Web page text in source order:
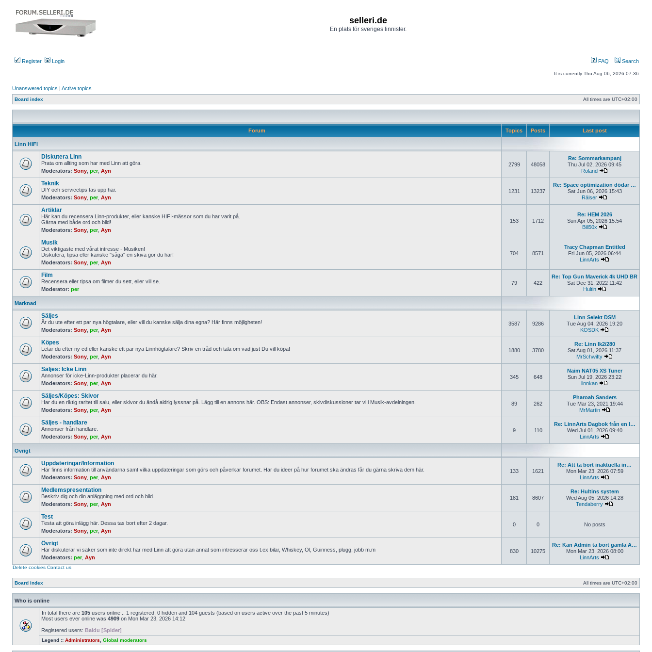
selleri.de
En plats för sveriges linnister.
Register Login FAQ Search
It is currently Thu Aug 06, 2026 07:36
Unanswered topics | Active topics
Board index All times are UTC+02:00
Forum Topics Posts Last post
Linn HIFI
No
unread
posts
Diskutera Linn
Prata om allting som har med Linn att göra.
Moderators: Sony per, Ayn
2799 48058
Re: Sommarkampanj
Thu Jul 02, 2026 09:45
Roland
No
unread
posts
Teknik
DIY och servicetips tas upp här.
Moderators: Sony per, Ayn
1231 13237
Re: Space optimization dödar …
Sat Jun 06, 2026 15:43
Rälser
No
posts
Artiklar
Här kan du recensera Linn-produkter, eller kanske HIFI-mässor som du har varit på.
Gärna med både ord och bild!
Moderators: Sony per, Ayn
153 1712
Re: HEM 2026
Sun Apr 05, 2026 15:54
Bill50x
No
posts
Musik
Det viktigaste med vårat intresse - Musiken!
Diskutera, tipsa eller kanske "såga" en skiva gör du här!
Moderators: Sony per, Ayn
704 8571
Tracy Chapman Entitled
Fri Jun 05, 2026 06:44
LinnArts
No
unread
Film
Recensera eller tipsa om filmer du sett, eller vill se.
Moderator: per
79 422
Re: Top Gun Maverick 4k UHD BR
Sat Dec 31, 2022 11:42
Hultin
Marknad
No
unread
posts
Säljes
Är du ute efter ett par nya högtalare, eller vill du kanske sälja dina egna? Här finns möjligheten!
Moderators: Sony per, Ayn
3587 9286
Linn Selekt DSM
Tue Aug 04, 2026 19:20
KOSDK
No
unread
posts
Köpes
Letar du efter ny cd eller kanske ett par nya Linnhögtalare? Skriv en tråd och tala om vad just Du vill köpa!
Moderators: Sony per, Ayn
1880 3780
Re: Linn lk2/280
Sat Aug 01, 2026 11:37
MrSchwifty
No
unread
posts
Säljes: Icke Linn
Annonser för icke-Linn-produkter placerar du här.
Moderators: Sony per, Ayn
345 648
Naim NAT05 XS Tuner
Sun Jul 19, 2026 23:22
linnkan
No
unread
posts
Säljes/Köpes: Skivor
Har du en riktig raritet till salu, eller skivor du ändå aldrig lyssnar på. Lägg till en annons här. OBS: Endast annonser, skivdiskussioner tar vi i Musik-avdelningen.
Moderators: Sony per, Ayn
89 262
Pharoah Sanders
Tue Mar 23, 2021 19:44
MrMartin
No
unread
Säljes - handlare
Annonser från handlare.
Moderators: Sony per, Ayn
9 110
Re: LinnArts Dagbok från en l…
Wed Jul 01, 2026 09:40
LinnArts
Övrigt
No
unread
posts
Uppdateringar/Information
Här finns information till användarna samt vilka uppdateringar som görs och påverkar forumet. Har du ideer på hur forumet ska ändras får du gärna skriva dem här.
Moderators: Sony per, Ayn
133 1621
Re: Att ta bort inaktuella in…
Mon Mar 23, 2026 07:59
LinnArts
No
unread
posts
Medlemspresentation
Beskriv dig och din anläggning med ord och bild.
Moderators: Sony per, Ayn
181 8607
Re: Hultins system
Wed Aug 05, 2026 14:28
Tendaberry
No
unread
posts
Test
Testa att göra inlägg här. Dessa tas bort efter 2 dagar.
Moderators: Sony per, Ayn
0 0 No posts
No
unread
posts
Övrigt
Här diskuterar vi saker som inte direkt har med Linn att göra utan annat som intresserar oss t.ex bilar, Whiskey, Öl, Guinness, plugg, jobb m.m
Moderators: per, Ayn
830 10275
Re: Kan Admin ta bort gamla A…
Mon Mar 23, 2026 08:00
LinnArts
Delete cookies Contact us
Board index All times are UTC+02:00
Who is online
In total there are 105 users online :: 1 registered, 0 hidden and 104 guests (based on users active over the past 5 minutes)
Most users ever online was 4909 on Mon Mar 23, 2026 14:12
Registered users: Baidu [Spider]
Legend :: Administrators Global moderators